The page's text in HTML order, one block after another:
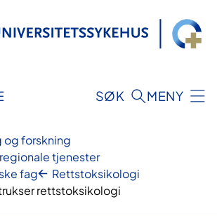
SØK MENY
og forskning
tjenester
fag
Rettstoksikologi
rettstoksikologi